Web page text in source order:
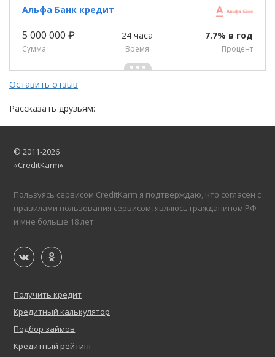
Альфа Банк кредит
5 000 000 ₽
Сумма
24 часа
Время
7.7% в год
Процент
Оставить отзыв
Рассказать друзьям:
© 2011-2026
«CreditKarm»
Пользуясь сервисом CreditKarm я подтверждаю, что согласен с
правилами пользования сервисом, являюсь гражданином РФ
и мне больше 18 лет
Получить кредит
Кредитный калькулятор
Подбор займов
Кредитный рейтинг